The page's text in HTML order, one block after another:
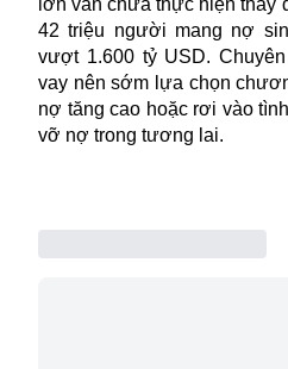
lớn vẫn chưa thực hiện thay
42 triệu người mang nợ
vượt 1.600 tỷ USD.
vay nên sớm lựa chọn
nợ tăng cao hoặc rơi vào
vỡ nợ trong tương lai.